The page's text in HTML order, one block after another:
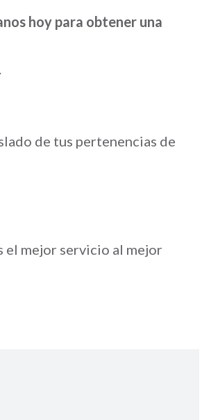
hoy para obtener una
de tus pertenencias de
el mejor servicio al mejor